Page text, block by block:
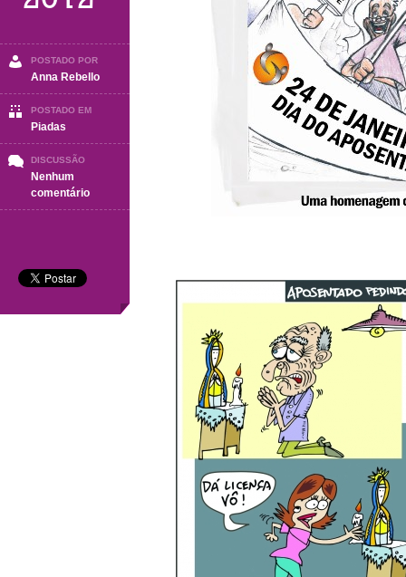
POSTADO POR
Anna Rebello
POSTADO EM
Piadas
DISCUSSÃO
Nenhum
comentárioem
Dia